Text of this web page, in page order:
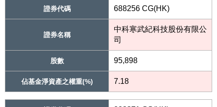
證券代碼 688256 CG(HK)
證券名稱
中科寒武紀科技股份有限公
司
股數 95,898
佔基金淨資產之權重(%) 7.18